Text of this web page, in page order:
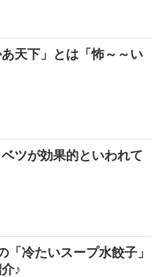
あ天下」とは「怖～～い
ツが効果的といわれて
「冷たいスープ水餃子」
♪